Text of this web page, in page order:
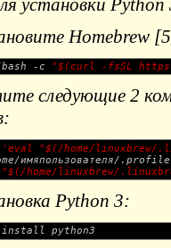
установки Python
Homebrew
-c "$(curl -fsSL
следующие 2
'eval "$(/home/linuxbrew/
имяпользователя/.profile
"$(/home/linuxbrew/
Python 3: